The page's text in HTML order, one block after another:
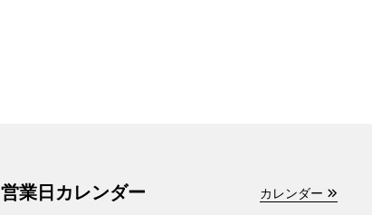
営業日カレンダー カレンダー